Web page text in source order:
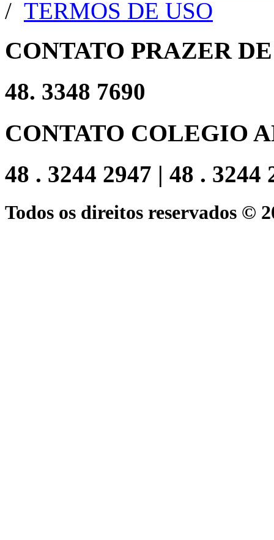
/ TERMOS DE USO
CONTATO PRAZER
48. 3348 7690
CONTATO COLEGIO
48 . 3244 2947 | 48 . 3244
Todos os direitos reservados ©